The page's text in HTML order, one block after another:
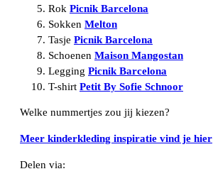
Rok Picnik Barcelona
Sokken Melton
Tasje Picnik Barcelona
Schoenen Maison Mangostan
Legging Picnik Barcelona
T-shirt Petit By Sofie Schnoor
Welke nummertjes zou jij kiezen?
Meer kinderkleding inspiratie vind je hier
Delen via: